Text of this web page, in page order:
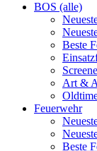
BOS (alle)
Beste
Art &
Feuerwehr
Beste